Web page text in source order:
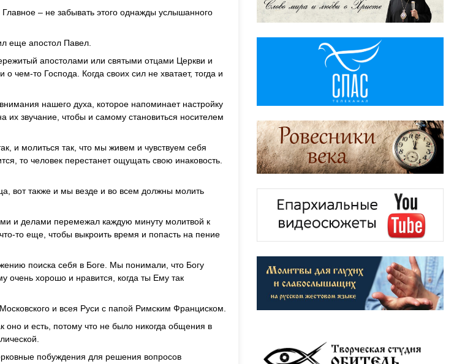
– не забывать этого однажды услышанного
еще апостол Павел.
апостолами или святыми отцами Церкви и
чем-то Господа. Когда своих сил не хватает, тогда и
нашего духа, которое напоминает настройку
звучание, чтобы и самому становиться носителем
и молиться так, что мы живем и чувствуем себя
то человек перестанет ощущать свою инаковость.
вот также и мы везде и во всем должны молить
и делами перемежал каждую минуту молитвой к
то еще, чтобы выкроить время и попасть на пение
поиска себя в Боге. Мы понимали, что Богу
очень хорошо и нравится, когда ты Ему так
и всея Руси с папой Римским Франциском.
оно и есть, потому что не было никогда общения в
побуждения для решения вопросов